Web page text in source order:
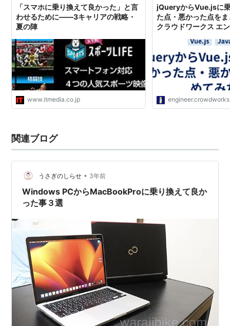
「スマホに乗り換えて良かった」と言
わせるために――3キャリアの戦略・
夏の陣
www.itmedia.co.jp
jQueryからVue.jsに
た点・悪かった点を
クラウドワークス エ
関連ブログ
うさぎのしらせ • 3年前
Windows PCからMacBookProに乗り換えて良か
った事３選